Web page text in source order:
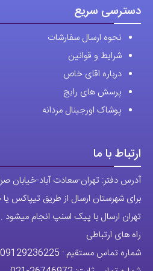
انتخاب
دسترسی سریع
نحوه ارسال سفارشات
شرایط و قوانین
درباره اقای خاص
پرسش های رایج
پوشاک اورجینال مردانه
ارتباط با ما
آدرس دفتر: تهران-سعادت آباد-خیابان
برای شهرستان ارسال از طریق تیپاکس یا
تهران ارسال با پیک اسنپ انجام میشود .
راه های ارتباطی
شماره تماس مستقیم : 09129236225